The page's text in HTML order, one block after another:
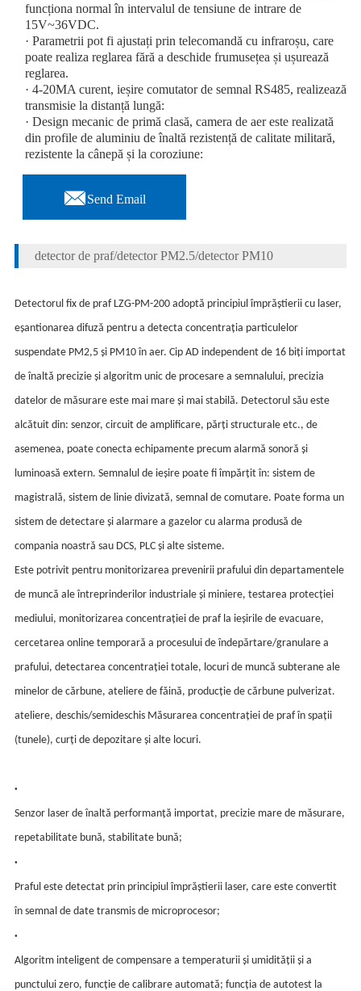
funcționa normal în intervalul de tensiune de intrare de
15V~36VDC.
· Parametrii pot fi ajustați prin telecomandă cu infraroșu, care
poate realiza reglarea fără a deschide frumusețea și ușurează
reglarea.
· 4-20MA curent, ieșire comutator de semnal RS485, realizează
transmisie la distanță lungă:
· Design mecanic de primă clasă, camera de aer este realizată
din profile de aluminiu de înaltă rezistență de calitate militară,
rezistente la cânepă și la coroziune:
Send Email
detector de praf/detector PM2.5/detector PM10
Detectorul fix de praf LZG-PM-200 adoptă principiul împrăștierii cu laser,
eșantionarea difuză pentru a detecta concentrația particulelor
suspendate PM2,5 și PM10 în aer. Cip AD independent de 16 biți importat
de înaltă precizie și algoritm unic de procesare a semnalului, precizia
datelor de măsurare este mai mare și mai stabilă. Detectorul său este
alcătuit din: senzor, circuit de amplificare, părți structurale etc., de
asemenea, poate conecta echipamente precum alarmă sonoră și
luminoasă extern. Semnalul de ieșire poate fi împărțit în: sistem de
magistrală, sistem de linie divizată, semnal de comutare. Poate forma un
sistem de detectare și alarmare a gazelor cu alarma produsă de
compania noastră sau DCS, PLC și alte sisteme.
Este potrivit pentru monitorizarea prevenirii prafului din departamentele
de muncă ale întreprinderilor industriale și miniere, testarea protecției
mediului, monitorizarea concentrației de praf la ieșirile de evacuare,
cercetarea online temporară a procesului de îndepărtare/granulare a
prafului, detectarea concentrației totale, locuri de muncă subterane ale
minelor de cărbune, ateliere de făină, producție de cărbune pulverizat.
ateliere, deschis/semideschis Măsurarea concentrației de praf în spații
(tunele), curți de depozitare și alte locuri.
·
Senzor laser de înaltă performanță importat, precizie mare de măsurare,
repetabilitate bună, stabilitate bună;
·
Praful este detectat prin principiul împrăștierii laser, care este convertit
în semnal de date transmis de microprocesor;
·
Algoritm inteligent de compensare a temperaturii și umidității și a
punctului zero, funcție de calibrare automată; funcția de autotest la